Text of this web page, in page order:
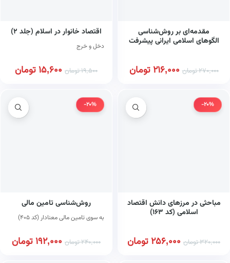
مقدمه‌ای بر روش‌شناسی
الگوهای اسلامی ایرانی پیشرفت
270,000تومان 216,000تومان
اقتصاد خانوار در اسلام (جلد ۲)
دخل و خرج
19,500تومان 15,600تومان
-20%
مباحثی در مرزهای دانش اقتصاد
اسلامی (کد ۱۶۳)
320,000تومان 256,000تومان
-20%
روش‌شناسی تامین مالی
به سوی تامین مالی معنادار (کد ۴۰۵)
240,000تومان 192,000تومان